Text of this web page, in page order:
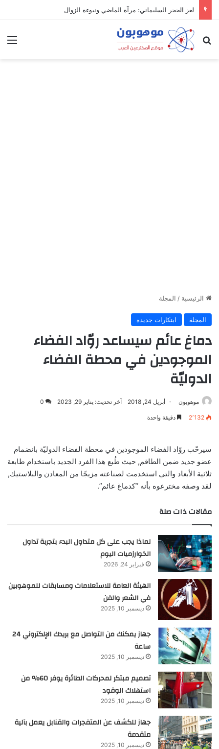
لغز الحجر السليماني: مرآة الماضي ونبوءة الزوال
بحث عن
الرئيسية / المجلة
المجلة ابتكارات جديده
دماغ عائم سيساعد روّاد الفضاء
الموجودين في محطة الفضاء
الدوليّة
موهوبون أبريل 24, 2018 آخر تحديث: يناير 29, 2023 0
2٬132 دقيقة واحدة
سيرحّب روّاد الفضاء الموجودين في محطة الفضاء الدوليّة بانضمام
عضو جديد ضمن الطاقم, حيث طُبع هذا الفرد الجديد باستخدام طابعة
ثلاثية الأبعاد والتي استخدمت لصناعته مزيجًا من المعادن والبلاستيك,
لقد وصفه مخترعوه بأنه “كدماغ عائم”.
مقالات ذات صلة
لماذا يجب على كل متداول البدء بتجربة تداول
الخوارزميات اليوم
فبراير 24, 2026
الهيئة العامة للاستعلامات ومسابقات للموهوبين
في الشعر والفن
ديسمبر 10, 2025
جهاز يمكنك من التواصل مع بريدك الإلكتروني 24
ساعة
ديسمبر 10, 2025
تصميم مبتكر لمحركات الطائرة يوفر 60% من
استهلاك الوقود
ديسمبر 10, 2025
جهاز للكشف عن المتفجرات والقنابل يعمل بآلية
متقدمة
ديسمبر 10, 2025